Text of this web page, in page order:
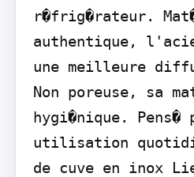
r�frig�rateur.
authentique,
une meilleure
Non poreuse, sa
hygi�nique. Pens�
utilisation
de cuve en inox